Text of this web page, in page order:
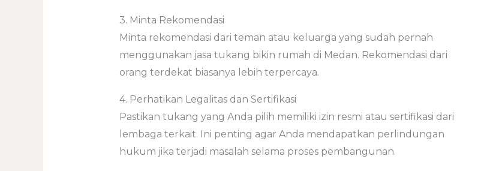
3. Minta Rekomendasi
Minta rekomendasi dari teman atau keluarga yang sudah pernah
menggunakan jasa tukang bikin rumah di Medan. Rekomendasi dari
orang terdekat biasanya lebih terpercaya.
4. Perhatikan Legalitas dan Sertifikasi
Pastikan tukang yang Anda pilih memiliki izin resmi atau sertifikasi dari
lembaga terkait. Ini penting agar Anda mendapatkan perlindungan
hukum jika terjadi masalah selama proses pembangunan.